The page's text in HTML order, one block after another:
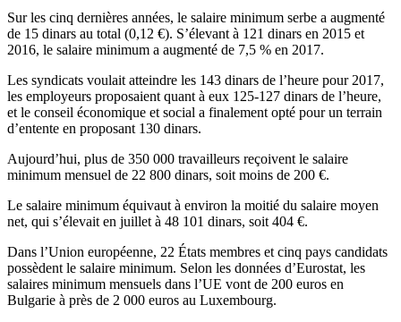
Sur les cinq dernières années, le salaire minimum serbe a augmenté
de 15 dinars au total (0,12 €). S’élevant à 121 dinars en 2015 et
2016, le salaire minimum a augmenté de 7,5 % en 2017.
Les syndicats voulait atteindre les 143 dinars de l’heure pour 2017,
les employeurs proposaient quant à eux 125-127 dinars de l’heure,
et le conseil économique et social a finalement opté pour un terrain
d’entente en proposant 130 dinars.
Aujourd’hui, plus de 350 000 travailleurs reçoivent le salaire
minimum mensuel de 22 800 dinars, soit moins de 200 €.
Le salaire minimum équivaut à environ la moitié du salaire moyen
net, qui s’élevait en juillet à 48 101 dinars, soit 404 €.
Dans l’Union européenne, 22 États membres et cinq pays candidats
possèdent le salaire minimum. Selon les données d’Eurostat, les
salaires minimum mensuels dans l’UE vont de 200 euros en
Bulgarie à près de 2 000 euros au Luxembourg.